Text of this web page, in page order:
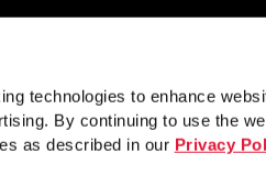
technologies to enhance
By continuing to use the
as described in our Privacy
Pipe Racks
Framing
Truss System Structural